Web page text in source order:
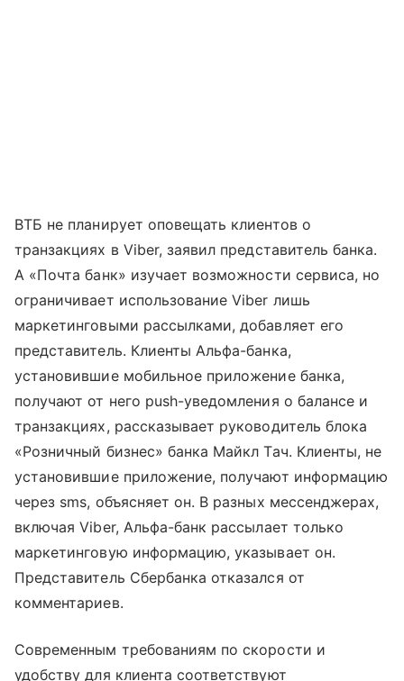
ВТБ не планирует оповещать клиентов о
транзакциях в Viber, заявил представитель банка.
А «Почта банк» изучает возможности сервиса, но
ограничивает использование Viber лишь
маркетинговыми рассылками, добавляет его
представитель. Клиенты Альфа-банка,
установившие мобильное приложение банка,
получают от него push-уведомления о балансе и
транзакциях, рассказывает руководитель блока
«Розничный бизнес» банка Майкл Тач. Клиенты, не
установившие приложение, получают информацию
через sms, объясняет он. В разных мессенджерах,
включая Viber, Альфа-банк рассылает только
маркетинговую информацию, указывает он.
Представитель Сбербанка отказался от
комментариев.
Современным требованиям по скорости и
удобству для клиента соответствуют